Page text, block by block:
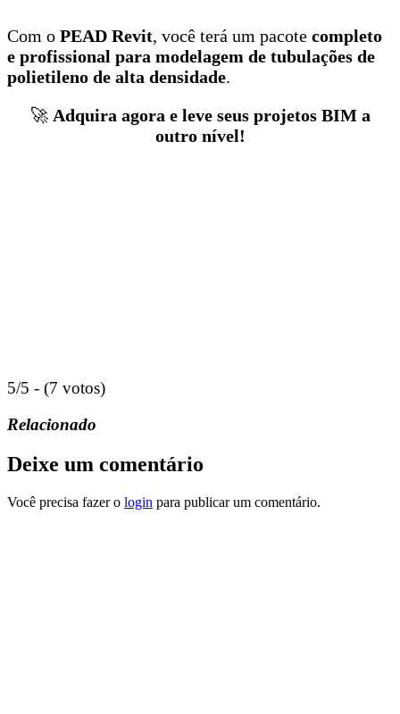
Com o PEAD Revit, você terá um pacote completo
e profissional para modelagem de tubulações de
polietileno de alta densidade.
🚀 Adquira agora e leve seus projetos BIM a
outro nível!
5/5 - (7 votos)
Relacionado
Deixe um comentário
Você precisa fazer o login para publicar um comentário.